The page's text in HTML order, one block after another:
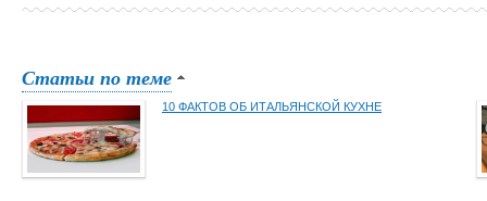
Статьи по теме
10 ФАКТОВ ОБ ИТАЛЬЯНСКОЙ КУХНЕ